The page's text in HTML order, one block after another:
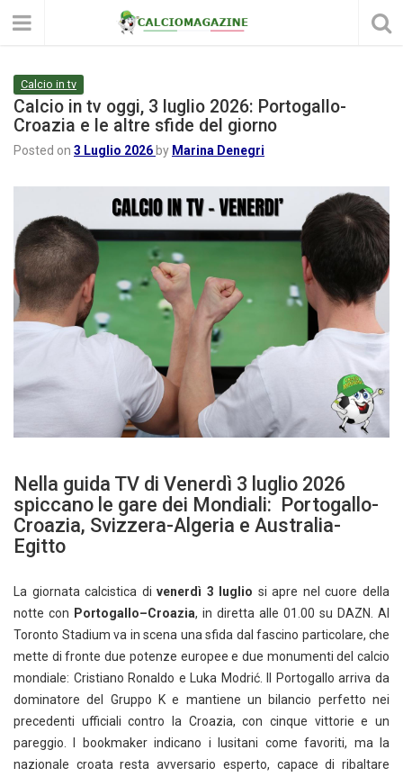
Calcio in tv
Calcio in tv oggi, 3 luglio 2026: Portogallo-
Croazia e le altre sfide del giorno
Posted on 3 Luglio 2026 by Marina Denegri
Nella guida TV di Venerdì 3 luglio 2026
spiccano le gare dei Mondiali: Portogallo-
Croazia, Svizzera-Algeria e Australia-
Egitto
La giornata calcistica divenerdì 3 luglio si apre nel cuore della
notte con Portogallo–Croazia, in diretta alle 01.00 su DAZN. Al
Toronto Stadium va in scena una sfida dal fascino particolare, che
mette di fronte due potenze europee e due monumenti del calcio
mondiale: Cristiano Ronaldo e Luka Modrić. Il Portogallo arriva da
dominatore del Gruppo K e mantiene un bilancio perfetto nei
precedenti ufficiali contro la Croazia, con cinque vittorie e un
pareggio. I bookmaker indicano i lusitani come favoriti, ma la
nazionale croata resta avversario esperto, capace di ribaltare